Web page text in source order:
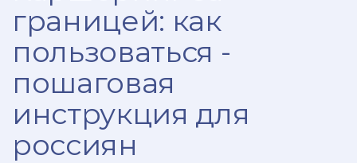
границей: как
пользоваться -
пошаговая
инструкция для
россиян